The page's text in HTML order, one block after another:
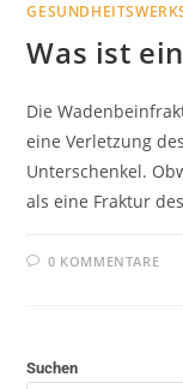
Was ist
Die
eine Verletzung
Unterschenkel.
als eine Fraktur
0 KOMMENTARE
Suchen